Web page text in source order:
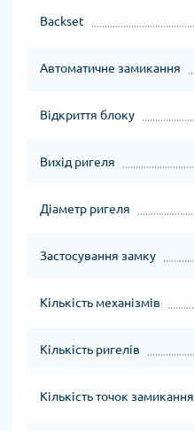
Backset
Автоматичне замикання
Відкриття блоку
Вихід ригеля
Діаметр ригеля
Застосування замку
Кількість механізмів
Кількість ригелів
Кількість точок замикання